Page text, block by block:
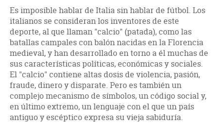
Es imposible hablar de Italia sin hablar de fútbol. Los
italianos se consideran los inventores de este
deporte, al que llaman "calcio" (patada), como las
batallas campales con balón nacidas en la Florencia
medieval, y han desarrollado en torno a él muchas de
sus características políticas, económicas y sociales.
El "calcio" contiene altas dosis de violencia, pasión,
fraude, dinero y disparate. Pero es también un
complejo mecanismo de símbolos, un código social y,
en último extremo, un lenguaje con el que un país
antiguo y escéptico expresa su vieja sabiduría.